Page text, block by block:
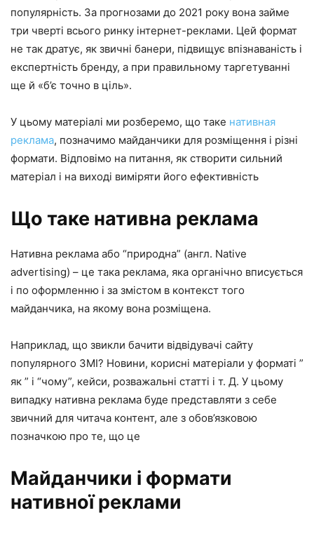
популярність. За прогнозами до 2021 року вона займе
три чверті всього ринку інтернет-реклами. Цей формат
не так дратує, як звичні банери, підвищує впізнаваність і
експертність бренду, а при правильному таргетуванні
ще й «б’є точно в ціль».
У цьому матеріалі ми розберемо, що таке нативная
реклама, позначимо майданчики для розміщення і різні
формати. Відповімо на питання, як створити сильний
матеріал і на виході виміряти його ефективність
Що таке нативна реклама
Нативна реклама або “природна” (англ. Native
advertising) – це така реклама, яка органічно вписується
і по оформленню і за змістом в контекст того
майданчика, на якому вона розміщена.
Наприклад, що звикли бачити відвідувачі сайту
популярного ЗМІ? Новини, корисні матеріали у форматі ”
як ” і “чому”, кейси, розважальні статті і т. Д. У цьому
випадку нативна реклама буде представляти з себе
звичний для читача контент, але з обов’язковою
позначкою про те, що це
Майданчики і формати
нативної реклами